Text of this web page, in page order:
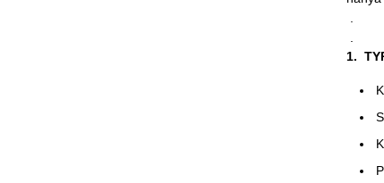
1.